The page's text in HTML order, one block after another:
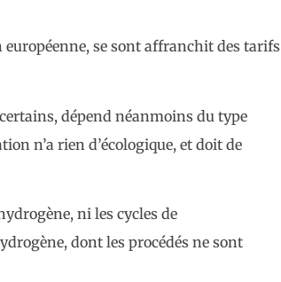
se sont affranchit des tarifs
dépend néanmoins du type
n’a rien d’écologique, et doit de
ni les cycles de
dont les procédés ne sont